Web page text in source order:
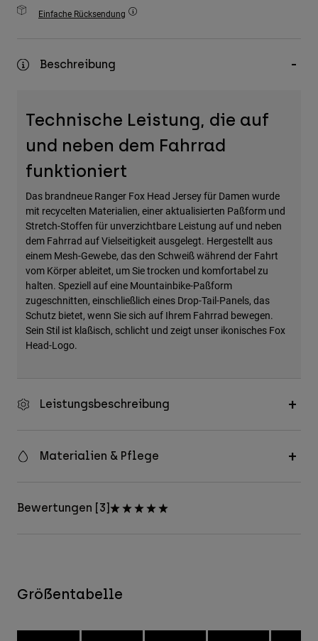
Zubehör
Taschen & Rucksäcke
Einfache Rücksendung
Beschreibung
Technische Leistung, die auf
und neben dem Fahrrad
funktioniert
Das brandneue Ranger Fox Head Jersey für Damen wurde
mit recycelten Materialien, einer aktualisierten Paßform und
Stretch-Stoffen für unverzichtbare Leistung auf und neben
dem Fahrrad auf Vielseitigkeit ausgelegt. Hergestellt aus
einem Mesh-Gewebe, das den Schweiß während der Fahrt
vom Körper ableitet, um Sie trocken und komfortabel zu
halten. Speziell auf eine Mountainbike-Paßform
zugeschnitten, einschließlich eines Drop-Tail-Panels, das
Schutz bietet, wenn Sie sich auf Ihrem Fahrrad bewegen.
Sein Stil ist klaßisch, schlicht und zeigt unser ikonisches Fox
Head-Logo.
Leistungsbeschreibung
Materialien & Pflege
Bewertungen [3]
Größentabelle